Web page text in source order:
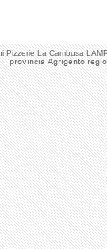
Pizzerie La Cambusa
provincia Agrigento